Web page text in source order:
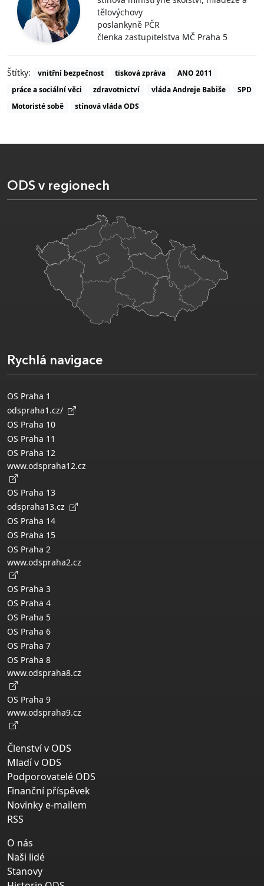
tělovýchovy
poslankyně PČR
členka zastupitelstva MČ Praha 5
Štítky: vnitřní bezpečnost tisková zpráva
ANO 2011
práce a sociální věci
zdravotnictví vláda Andreje Babiše
SPD
Motoristé sobě
stínová vláda ODS
ODS v regionech
Rychlá navigace
OS Praha 1
odspraha1.cz/
OS Praha 10
OS Praha 11
OS Praha 12
www.odspraha12.cz
OS Praha 13
odspraha13.cz
OS Praha 14
OS Praha 15
OS Praha 2
www.odspraha2.cz
OS Praha 3
OS Praha 4
OS Praha 5
OS Praha 6
OS Praha 7
OS Praha 8
www.odspraha8.cz
OS Praha 9
www.odspraha9.cz
Členství v ODS
Mladí v ODS
Podporovatelé ODS
Finanční příspěvek
Novinky e-mailem
RSS
O nás
Naši lidé
Stanovy